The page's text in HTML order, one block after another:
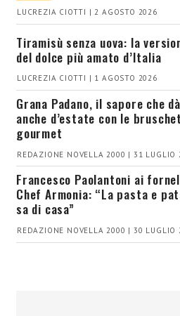
LUCREZIA CIOTTI | 2 AGOSTO 2026
Tiramisù senza uova: la
del dolce più amato d’Italia
LUCREZIA CIOTTI | 1 AGOSTO 2026
Grana Padano, il sapore che
anche d’estate con le
gourmet
REDAZIONE NOVELLA 2000 | 31 LUGLIO
Francesco Paolantoni ai
Chef Armonia: “La pasta e
sa di casa”
REDAZIONE NOVELLA 2000 | 30 LUGLIO